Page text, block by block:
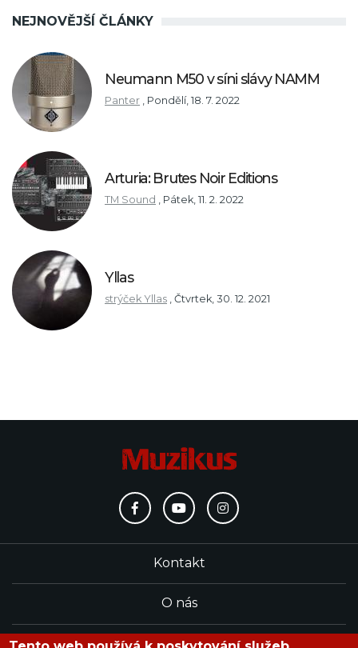
NEJNOVĚJŠÍ ČLÁNKY
Neumann M50 v síni slávy NAMM
Panter , Pondělí, 18. 7. 2022
Arturia: Brutes Noir Editions
TM Sound , Pátek, 11. 2. 2022
Yllas
strýček Yllas , Čtvrtek, 30. 12. 2021
Kontakt
O nás
Redakce